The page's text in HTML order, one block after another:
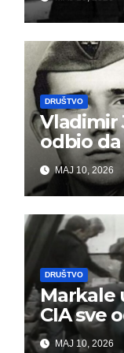
DRUŠTVO
Vladimir
odbio da
dužna
MAJ 10, 2026
DRUŠTVO
Markale
CIA sve
optužili
MAJ 10, 2026